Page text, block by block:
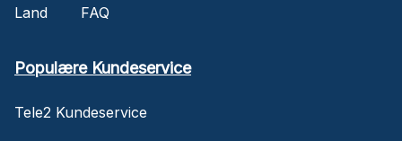
Land
FAQ
Populære Kundeservice
Tele2 Kundeservice